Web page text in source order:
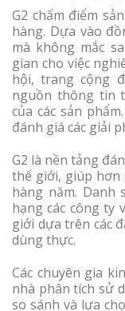
G2 chấm điểm
hàng. Dựa vào
mà không mắc
gian cho việc
hội, trang cộng
nguồn thông tin
của các sản
đánh giá các giải
G2 là nền tảng
thế giới, giúp hơn
hàng năm. Danh
hạng các công ty
giới dựa trên các
dùng thực.
Các chuyên gia
nhà phân tích sử
so sánh và lựa